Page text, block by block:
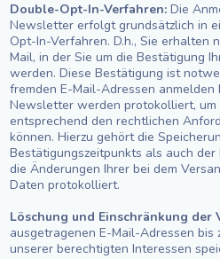
Double-Opt-In-Verfahren:Die
Newsletter erfolgt grundsätzlich in
Opt-In-Verfahren. D.h., Sie erhalten
Mail, in der Sie um die Bestätigung
werden. Diese Bestätigung ist
fremden E-Mail-Adressen anmelden
Newsletter werden protokolliert, um
entsprechend den rechtlichen
können. Hierzu gehört die
Bestätigungszeitpunkts als auch der
die Änderungen Ihrer bei dem
Daten protokolliert.
Löschung und Einschränkung der
ausgetragenen E-Mail-Adressen bis
unserer berechtigten Interessen